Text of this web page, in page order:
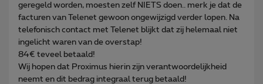
geregeld worden, moesten zelf NIETS doen.. merk je dat de
facturen van Telenet gewoon ongewijzigd verder lopen. Na
telefonisch contact met Telenet blijkt dat zij helemaal niet
ingelicht waren van de overstap!
84€ teveel betaald!
Wij hopen dat Proximus hierin zijn verantwoordelijkheid
neemt en dit bedrag integraal terug betaald!